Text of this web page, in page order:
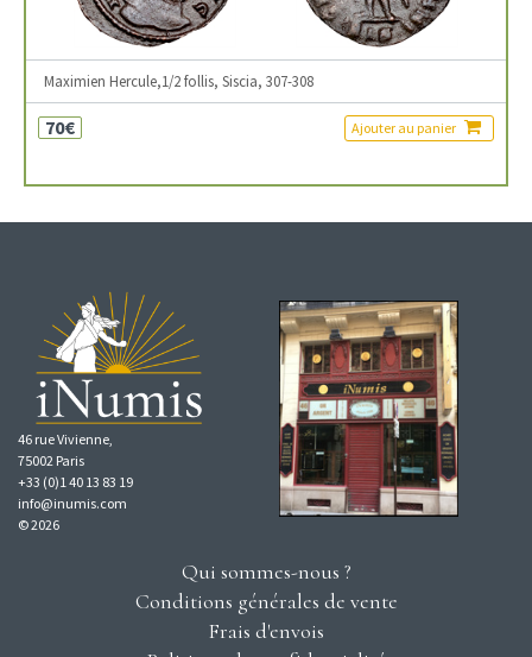
Maximien Hercule,1/2 follis, Siscia, 307-308
70€ Ajouter au panier
46 rue Vivienne,
75002 Paris
+33 (0)1 40 13 83 19
info@inumis.com
© 2026
Qui sommes-nous ?
Conditions générales de vente
Frais d'envois